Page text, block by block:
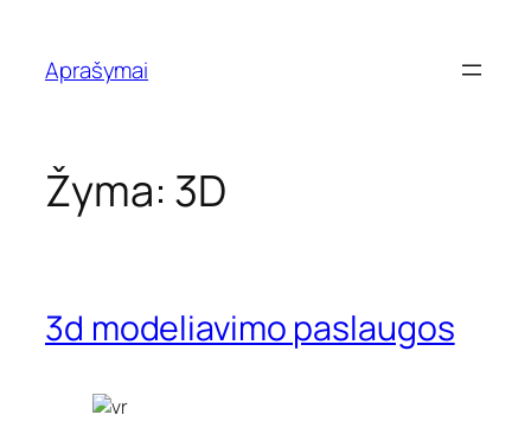
turinio
Aprašymai
Žyma: 3D
3d modeliavimo paslaugos